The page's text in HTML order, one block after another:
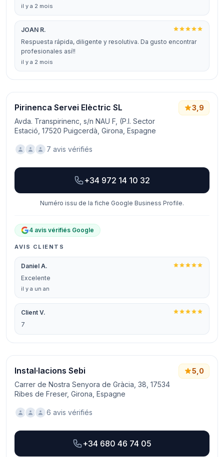
il y a 2 mois
JOAN R.
Respuesta rápida, diligente y resolutiva. Da gusto encontrar
profesionales así!!
il y a 2 mois
Pirinenca Servei Elèctric SL
Avda. Transpirinenc, s/n NAU F, (P.I. Sector
Estació, 17520 Puigcerdà, Girona, Espagne
3,9
7 avis vérifiés
+34 972 14 10 32
Numéro issu de la fiche Google Business Profile.
4 avis vérifiés Google
AVIS CLIENTS
Daniel A.
Excelente
il y a un an
Client V.
7
Instal·lacions Sebi
Carrer de Nostra Senyora de Gràcia, 38, 17534
Ribes de Freser, Girona, Espagne
5,0
6 avis vérifiés
+34 680 46 74 05